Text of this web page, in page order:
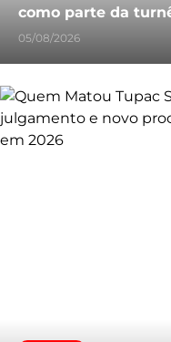
como parte da
05/08/2026